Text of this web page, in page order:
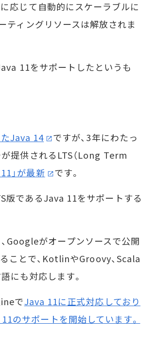
応じて自動的にスケーラブルに
ティングリソースは解放されま
11をサポートしたというも
Java 14
ですが、3年にわたっ
提供されるLTS（Long Term
」が最新
です。
であるJava 11をサポートする
Googleがオープンソースで公開
ことで、KotlinやGroovy、Scala
にも対応します。
でJava 11に正式対応しており
のサポートを開始しています。